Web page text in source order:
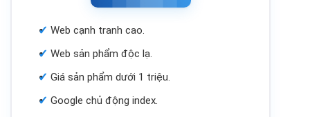
Web cạnh tranh cao.
Web sản phẩm độc lạ.
Giá sản phẩm dưới 1 triệu.
Google chủ động index.